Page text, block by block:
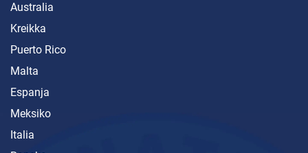
Australia
Kreikka
Puerto Rico
Malta
Espanja
Meksiko
Italia